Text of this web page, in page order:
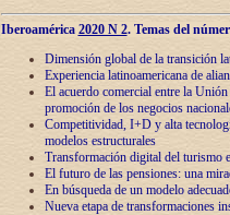
Iberoamérica 2020 N 2.Temas del
Dimensión global de la transición
Experiencia latinoamericana de
El acuerdo comercial entre la
promoción de los negocios
Competitividad, I+D y alta
modelos estructurales
Transformación digital del turismo
El futuro de las pensiones: una
En búsqueda de un modelo
Nueva etapa de transformaciones